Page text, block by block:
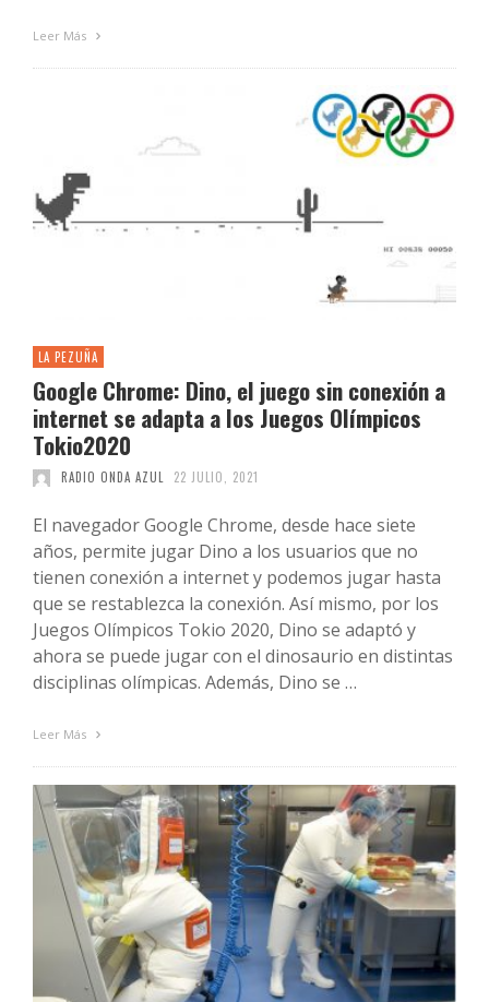
Leer Más
LA PEZUÑA
Google Chrome: Dino, el juego sin conexión a
internet se adapta a los Juegos Olímpicos
Tokio2020
RADIO ONDA AZUL 22 JULIO, 2021
El navegador Google Chrome, desde hace siete
años, permite jugar Dino a los usuarios que no
tienen conexión a internet y podemos jugar hasta
que se restablezca la conexión. Así mismo, por los
Juegos Olímpicos Tokio 2020, Dino se adaptó y
ahora se puede jugar con el dinosaurio en distintas
disciplinas olímpicas. Además, Dino se …
Leer Más